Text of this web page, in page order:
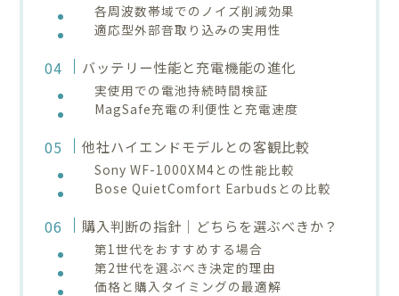
各周波数帯域でのノイズ削減効果
適応型外部音取り込みの実用性
バッテリー性能と充電機能の進化
実使用での電池持続時間検証
MagSafe充電の利便性と充電速度
他社ハイエンドモデルとの客観比較
Sony WF-1000XM4との性能比較
Bose QuietComfort Earbudsとの比較
購入判断の指針｜どちらを選ぶべきか？
第1世代をおすすめする場合
第2世代を選ぶべき決定的理由
価格と購入タイミングの最適解